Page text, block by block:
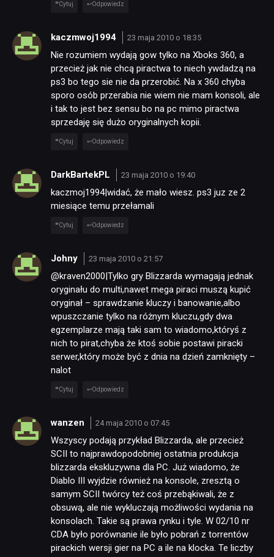
Cytuj Odpowiedz
kaczmwoj1994 23 maja 2010 o 18:35
Nie rozumiem wydają gow tylko na Xboks 360, a
przecież jak nie chcą piractwa to niech ywdadzą na
ps3 bo tego sie nie da przerobić. Na x 360 chyba
sporo osób przerabia nie wiem nie mam konsoli, ale
i tak to jest bez sensu bo na pc mimo piractwa
sprzedaję się dużo oryginalnych kopii.
Cytuj Odpowiedz
DarkBartekPL 23 maja 2010 o 19:40
kaczmoj1994|widać, że mało wiesz. ps3 juz ze 2
miesiące temu przełamali
Cytuj Odpowiedz
Johny 23 maja 2010 o 21:57
@kraven2000|Tylko gry Blizzarda wymagają jednak
oryginału do multi,nawet mega piraci muszą kupić
oryginał – sprawdzanie kluczy i banowanie,albo
wpuszczanie tylko na różnym kluczu,gdy dwa
egzemplarze mają taki sam to wiadomo,któryś z
nich to pirat,chyba że ktoś sobie postawi piracki
serwer,który może być z dnia na dzień zamknięty –
nalot
Cytuj Odpowiedz
wanzen 24 maja 2010 o 07:45
Wszyscy podają przykład Blizzarda, ale przecież
SCII to najprawdopodobniej ostatnia produkcja
blizzarda ekskluzywna dla PC. Już wiadomo, że
Diablo III wyjdzie również na konsole, zresztą o
samym SCII twórcy też coś przebąkiwali, że z
obsuwą, ale nie wykluczają możliwości wydania na
konsolach. Takie są prawa rynku i tyle. W 02/10 nr
CDA było porównanie ile było pobrań z torrentów
pirackich wersji gier na PC a ile na klocka. Te liczby